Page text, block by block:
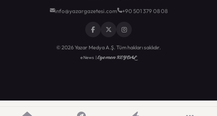
info@yazargazetesi.com +90 501 379 08 08
© 2026 Yazar Medya A.Ş. Tüm hakları saklıdır.
eNews |Egemen KEYDAL